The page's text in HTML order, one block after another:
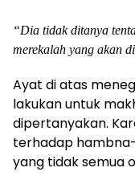
“Dia tidak ditanya
merekalah yang akan
Ayat di atas
lakukan untuk
dipertanyakan.
terhadap
yang tidak semua